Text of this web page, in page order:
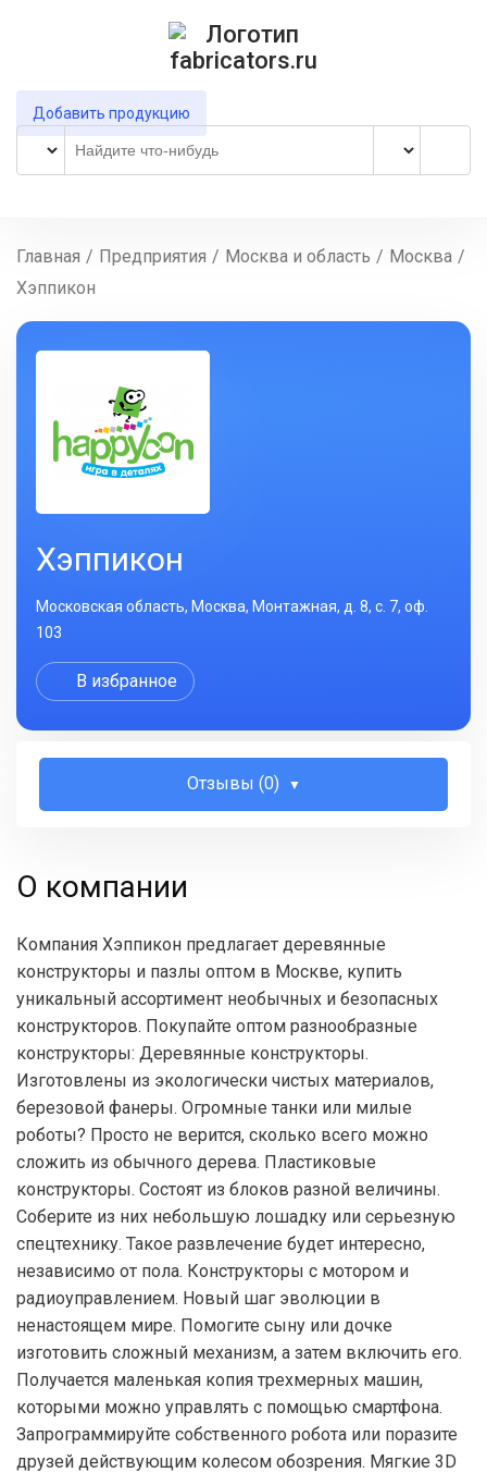
Добавить продукцию
Главная / Предприятия / Москва и область / Москва /
Хэппикон
Хэппикон
Московская область, Москва, Монтажная, д. 8, с. 7, оф.
103
В избранное
Отзывы (0)
О компании
Компания Хэппикон предлагает деревянные
конструкторы и пазлы оптом в Москве, купить
уникальный ассортимент необычных и безопасных
конструкторов. Покупайте оптом разнообразные
конструкторы: Деревянные конструкторы.
Изготовлены из экологически чистых материалов,
березовой фанеры. Огромные танки или милые
роботы? Просто не верится, сколько всего можно
сложить из обычного дерева. Пластиковые
конструкторы. Состоят из блоков разной величины.
Соберите из них небольшую лошадку или серьезную
спецтехнику. Такое развлечение будет интересно,
независимо от пола. Конструкторы с мотором и
радиоуправлением. Новый шаг эволюции в
ненастоящем мире. Помогите сыну или дочке
изготовить сложный механизм, а затем включить его.
Получается маленькая копия трехмерных машин,
которыми можно управлять с помощью смартфона.
Запрограммируйте собственного робота или поразите
друзей действующим колесом обозрения. Мягкие 3D